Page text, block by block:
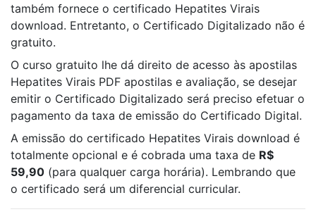
também fornece o certificado Hepatites Virais
download. Entretanto, o Certificado Digitalizado não é
gratuito.
O curso gratuito lhe dá direito de acesso às apostilas
Hepatites Virais PDF apostilas e avaliação, se desejar
emitir o Certificado Digitalizado será preciso efetuar o
pagamento da taxa de emissão do Certificado Digital.
A emissão do certificado Hepatites Virais download é
totalmente opcional e é cobrada uma taxa de R$
59,90 (para qualquer carga horária). Lembrando que
o certificado será um diferencial curricular.